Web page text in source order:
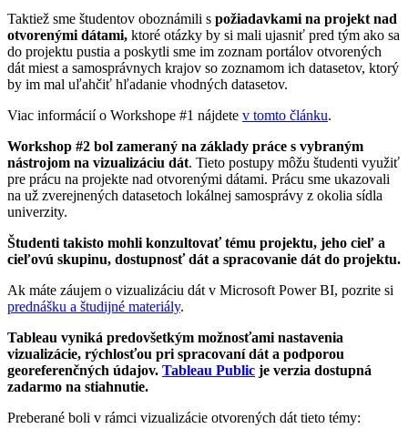
Taktiež sme študentov oboznámili s požiadavkami na projekt nad
otvorenými dátami, ktoré otázky by si mali ujasniť pred tým ako sa
do projektu pustia a poskytli sme im zoznam portálov otvorených
dát miest a samosprávnych krajov so zoznamom ich datasetov, ktorý
by im mal uľahčiť hľadanie vhodných datasetov.
Viac informácií o Workshope #1 nájdete v tomto článku.
Workshop #2 bol zameraný na základy práce s vybraným
nástrojom na vizualizáciu dát. Tieto postupy môžu študenti využiť
pre prácu na projekte nad otvorenými dátami. Prácu sme ukazovali
na už zverejnených datasetoch lokálnej samosprávy z okolia sídla
univerzity.
Študenti takisto mohli konzultovať tému projektu, jeho cieľ a
cieľovú skupinu, dostupnosť dát a spracovanie dát do projektu.
Ak máte záujem o vizualizáciu dát v Microsoft Power BI, pozrite si
prednášku a študijné materiály.
Tableau vyniká predovšetkým možnosťami nastavenia
vizualizácie, rýchlosťou pri spracovaní dát a podporou
georeferenčných údajov. Tableau Public je verzia dostupná
zadarmo na stiahnutie.
Preberané boli v rámci vizualizácie otvorených dát tieto témy: